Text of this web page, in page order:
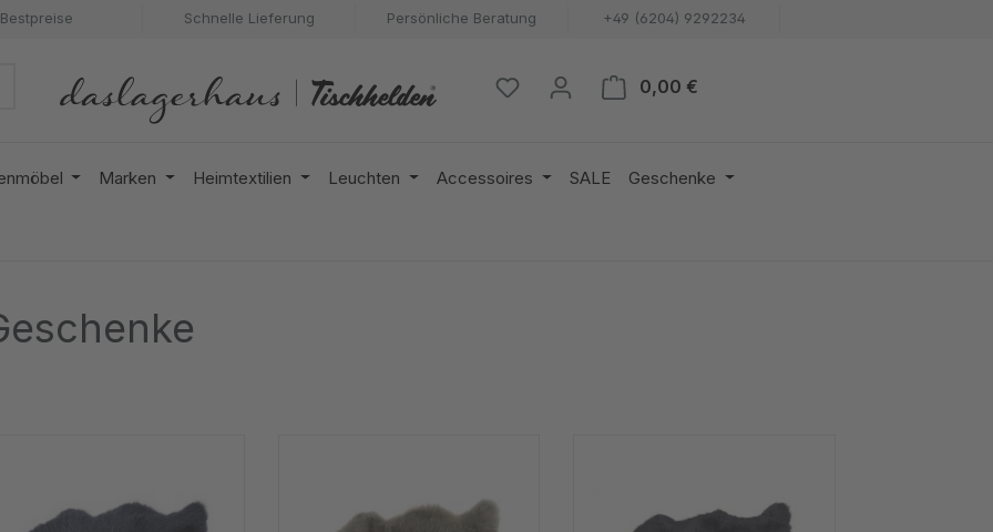
Bestpreise Schnelle Lieferung Persönliche Beratung +49 (6204) 9292234
0,00 €
Marken Heimtextilien Leuchten Accessoires SALE Geschenke